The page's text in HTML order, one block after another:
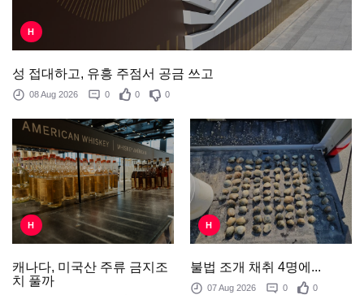
H
성 접대하고, 유흥 주점서 공금 쓰고
08 Aug 2026 0 0 0
H
캐나다, 미국산 주류 금지조
치 풀까
H
불법 조개 채취 4명에...
07 Aug 2026 0
0